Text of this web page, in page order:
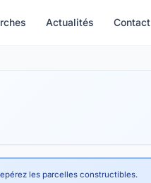
Actualités Contact
les parcelles constructibles.